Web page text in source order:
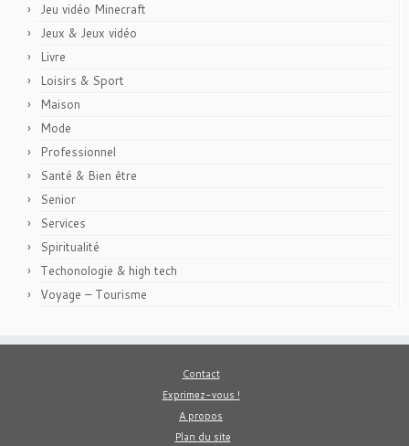
Jeu vidéo Minecraft
Jeux & Jeux vidéo
Livre
Loisirs & Sport
Maison
Mode
Professionnel
Santé & Bien être
Senior
Services
Spiritualité
Techonologie & high tech
Voyage – Tourisme
Contact
Exprimez-vous !
A propos
Plan du site